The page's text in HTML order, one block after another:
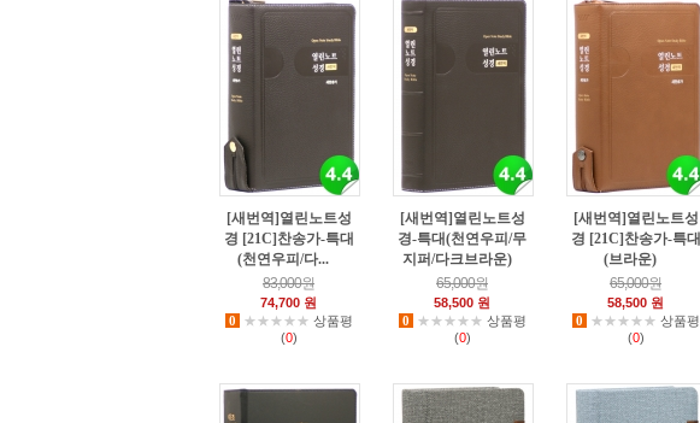
[새번역]열린노트성
경 [21C]찬송가-특대
(천연우피/다...
83,000원
74,700 원
0
★★★★★ 상품평
(0)
[새번역]열린노트성
경-특대(천연우피/무
지퍼/다크브라운)
65,000원
58,500 원
0
★★★★★ 상품평
(0)
[새번역]열린노트성
경 [21C]찬송가-특대
(브라운)
65,000원
58,500 원
0
★★★★★ 상품평
(0)